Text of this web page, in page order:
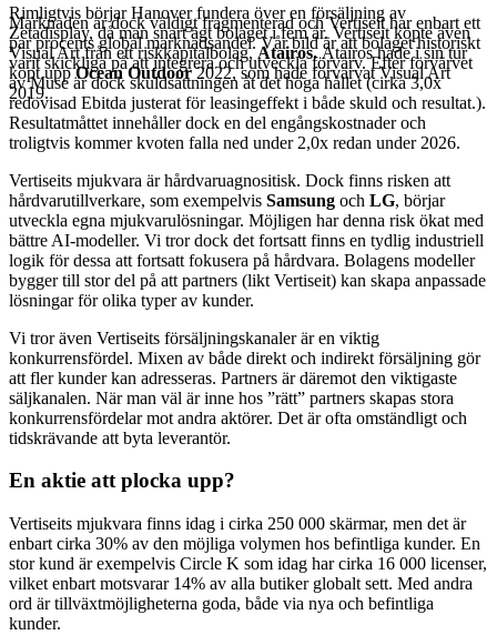
Rimligtvis börjar Hanover fundera över en försäljning av
Zetadisplay, då man snart ägt bolaget i fem år. Vertiseit köpte även
Visual Art från ett riskkapitalbolag,Atairos.Atairos hade i sin tur
köpt uppOcean Outdoor2022, som hade förvärvat Visual Art
2019.
Marknaden är dock väldigt fragmenterad och Vertiseit har enbart ett
par procents global marknadsandel. Vår bild är att bolaget historiskt
varit skickliga på att integrera och utveckla förvärv. Efter förvärvet
av Muse är dock skuldsättningen åt det höga hållet (cirka 3,0x
redovisad Ebitda justerat för leasingeffekt i både skuld och resultat.).
Resultatmåttet innehåller dock en del engångskostnader och
troligtvis kommer kvoten falla ned under 2,0x redan under 2026.
Vertiseits mjukvara är hårdvaruagnositisk. Dock finns risken att
hårdvarutillverkare, som exempelvis Samsung och LG, börjar
utveckla egna mjukvarulösningar. Möjligen har denna risk ökat med
bättre AI-modeller. Vi tror dock det fortsatt finns en tydlig industriell
logik för dessa att fortsatt fokusera på hårdvara. Bolagens modeller
bygger till stor del på att partners (likt Vertiseit) kan skapa anpassade
lösningar för olika typer av kunder.
Vi tror även Vertiseits försäljningskanaler är en viktig
konkurrensfördel. Mixen av både direkt och indirekt försäljning gör
att fler kunder kan adresseras. Partners är däremot den viktigaste
säljkanalen. När man väl är inne hos ”rätt” partners skapas stora
konkurrensfördelar mot andra aktörer. Det är ofta omständligt och
tidskrävande att byta leverantör.
En aktie att plocka upp?
Vertiseits mjukvara finns idag i cirka 250 000 skärmar, men det är
enbart cirka 30% av den möjliga volymen hos befintliga kunder. En
stor kund är exempelvis Circle K som idag har cirka 16 000 licenser,
vilket enbart motsvarar 14% av alla butiker globalt sett. Med andra
ord är tillväxtmöjligheterna goda, både via nya och befintliga
kunder.